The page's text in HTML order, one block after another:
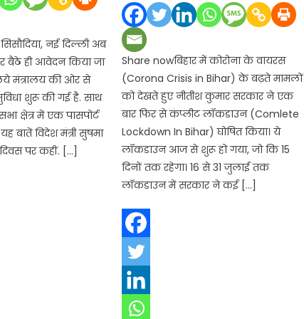
नई दिल्ली अब
बैठे ही आवेदन किया जा
मंत्रालय की ओर से
शुरू की गई है. साथ
क्षेत्र में एक पासपोर्ट
बातें विदेश मंत्री सुषमा
पर कहीं. […]
Share nowबिहार में कोरोना के वायरस
(Corona Crisis in Bihar) के बढ़ते मामलों
को देखते हुए नीतीश कुमार सरकार ने एक
बार फिर से कंप्लीट लॉकडाउन (Comlete
Lockdown In Bihar) घोषित किया। ये
लॉकडाउन आज से शुरू हो गया, जो कि 15
दिनों तक रहेगा। 16 से 31 जुलाई तक
लॉकडाउन में सरकार ने कई […]